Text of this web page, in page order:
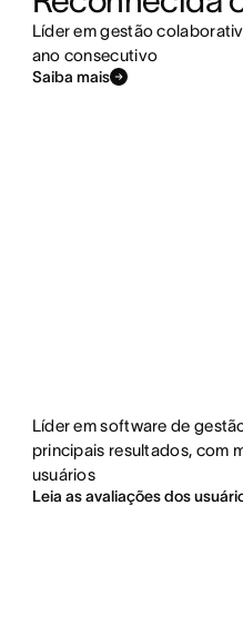
Líder em gestão
ano consecutivo
Saiba mais
Líder em software de
principais resultados, com
usuários
Leia as avaliações dos